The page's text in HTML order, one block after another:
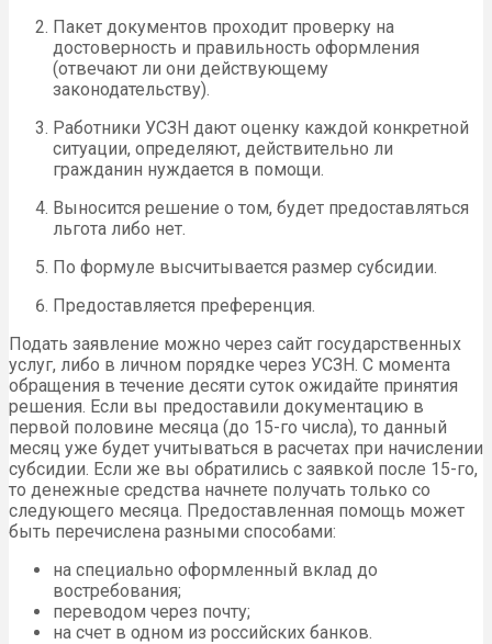
Пакет документов проходит проверку на
достоверность и правильность оформления
(отвечают ли они действующему
законодательству).
Работники УСЗН дают оценку каждой конкретной
ситуации, определяют, действительно ли
гражданин нуждается в помощи.
Выносится решение о том, будет предоставляться
льгота либо нет.
По формуле высчитывается размер субсидии.
Предоставляется преференция.
Подать заявление можно через сайт государственных
услуг, либо в личном порядке через УСЗН. С момента
обращения в течение десяти суток ожидайте принятия
решения. Если вы предоставили документацию в
первой половине месяца (до 15-го числа), то данный
месяц уже будет учитываться в расчетах при начислении
субсидии. Если же вы обратились с заявкой после 15-го,
то денежные средства начнете получать только со
следующего месяца. Предоставленная помощь может
быть перечислена разными способами:
на специально оформленный вклад до
востребования;
переводом через почту;
на счет в одном из российских банков.